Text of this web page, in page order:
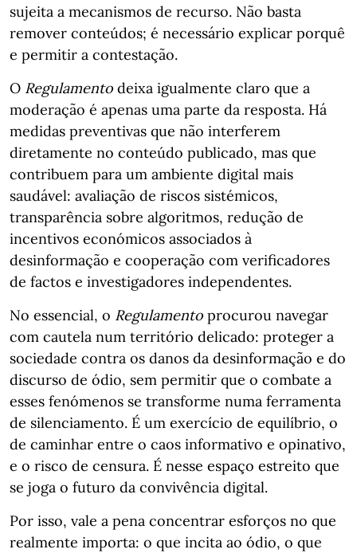
sujeita a mecanismos de recurso. Não basta
remover conteúdos; é necessário explicar porquê
e permitir a contestação.
O Regulamento deixa igualmente claro que a
moderação é apenas uma parte da resposta. Há
medidas preventivas que não interferem
diretamente no conteúdo publicado, mas que
contribuem para um ambiente digital mais
saudável: avaliação de riscos sistémicos,
transparência sobre algoritmos, redução de
incentivos económicos associados à
desinformação e cooperação com verificadores
de factos e investigadores independentes.
No essencial, o Regulamento procurou navegar
com cautela num território delicado: proteger a
sociedade contra os danos da desinformação e do
discurso de ódio, sem permitir que o combate a
esses fenómenos se transforme numa ferramenta
de silenciamento. É um exercício de equilíbrio, o
de caminhar entre o caos informativo e opinativo,
e o risco de censura. É nesse espaço estreito que
se joga o futuro da convivência digital.
Por isso, vale a pena concentrar esforços no que
realmente importa: o que incita ao ódio, o que